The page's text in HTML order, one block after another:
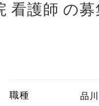
看護師 の募
職種 品